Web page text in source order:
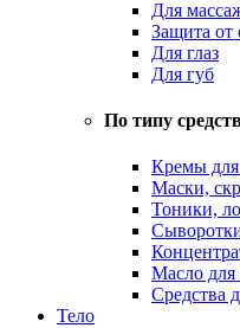
Для
Защита от
Для глаз
Для губ
По типу
Кремы
Маски,
Тоники,
Масло для
Средства
Тело